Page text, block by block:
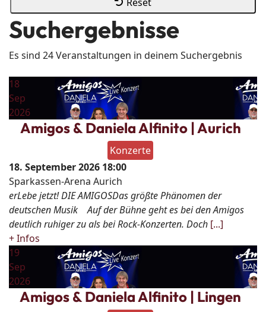
Suchergebnisse
Es sind 24 Veranstaltungen in deinem Suchergebnis
18
Sep
2026
Amigos & Daniela Alfinito | Aurich
Konzerte
18. September 2026 18:00
Sparkassen-Arena Aurich
erLebe jetzt! DIE AMIGOSDas größte Phänomen der
deutschen Musik Auf der Bühne geht es bei den Amigos
deutlich ruhiger zu als bei Rock-Konzerten. Doch [...]
+ Infos
19
Sep
2026
Amigos & Daniela Alfinito | Lingen